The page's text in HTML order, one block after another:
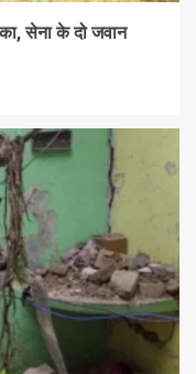
सेना के दो जवान